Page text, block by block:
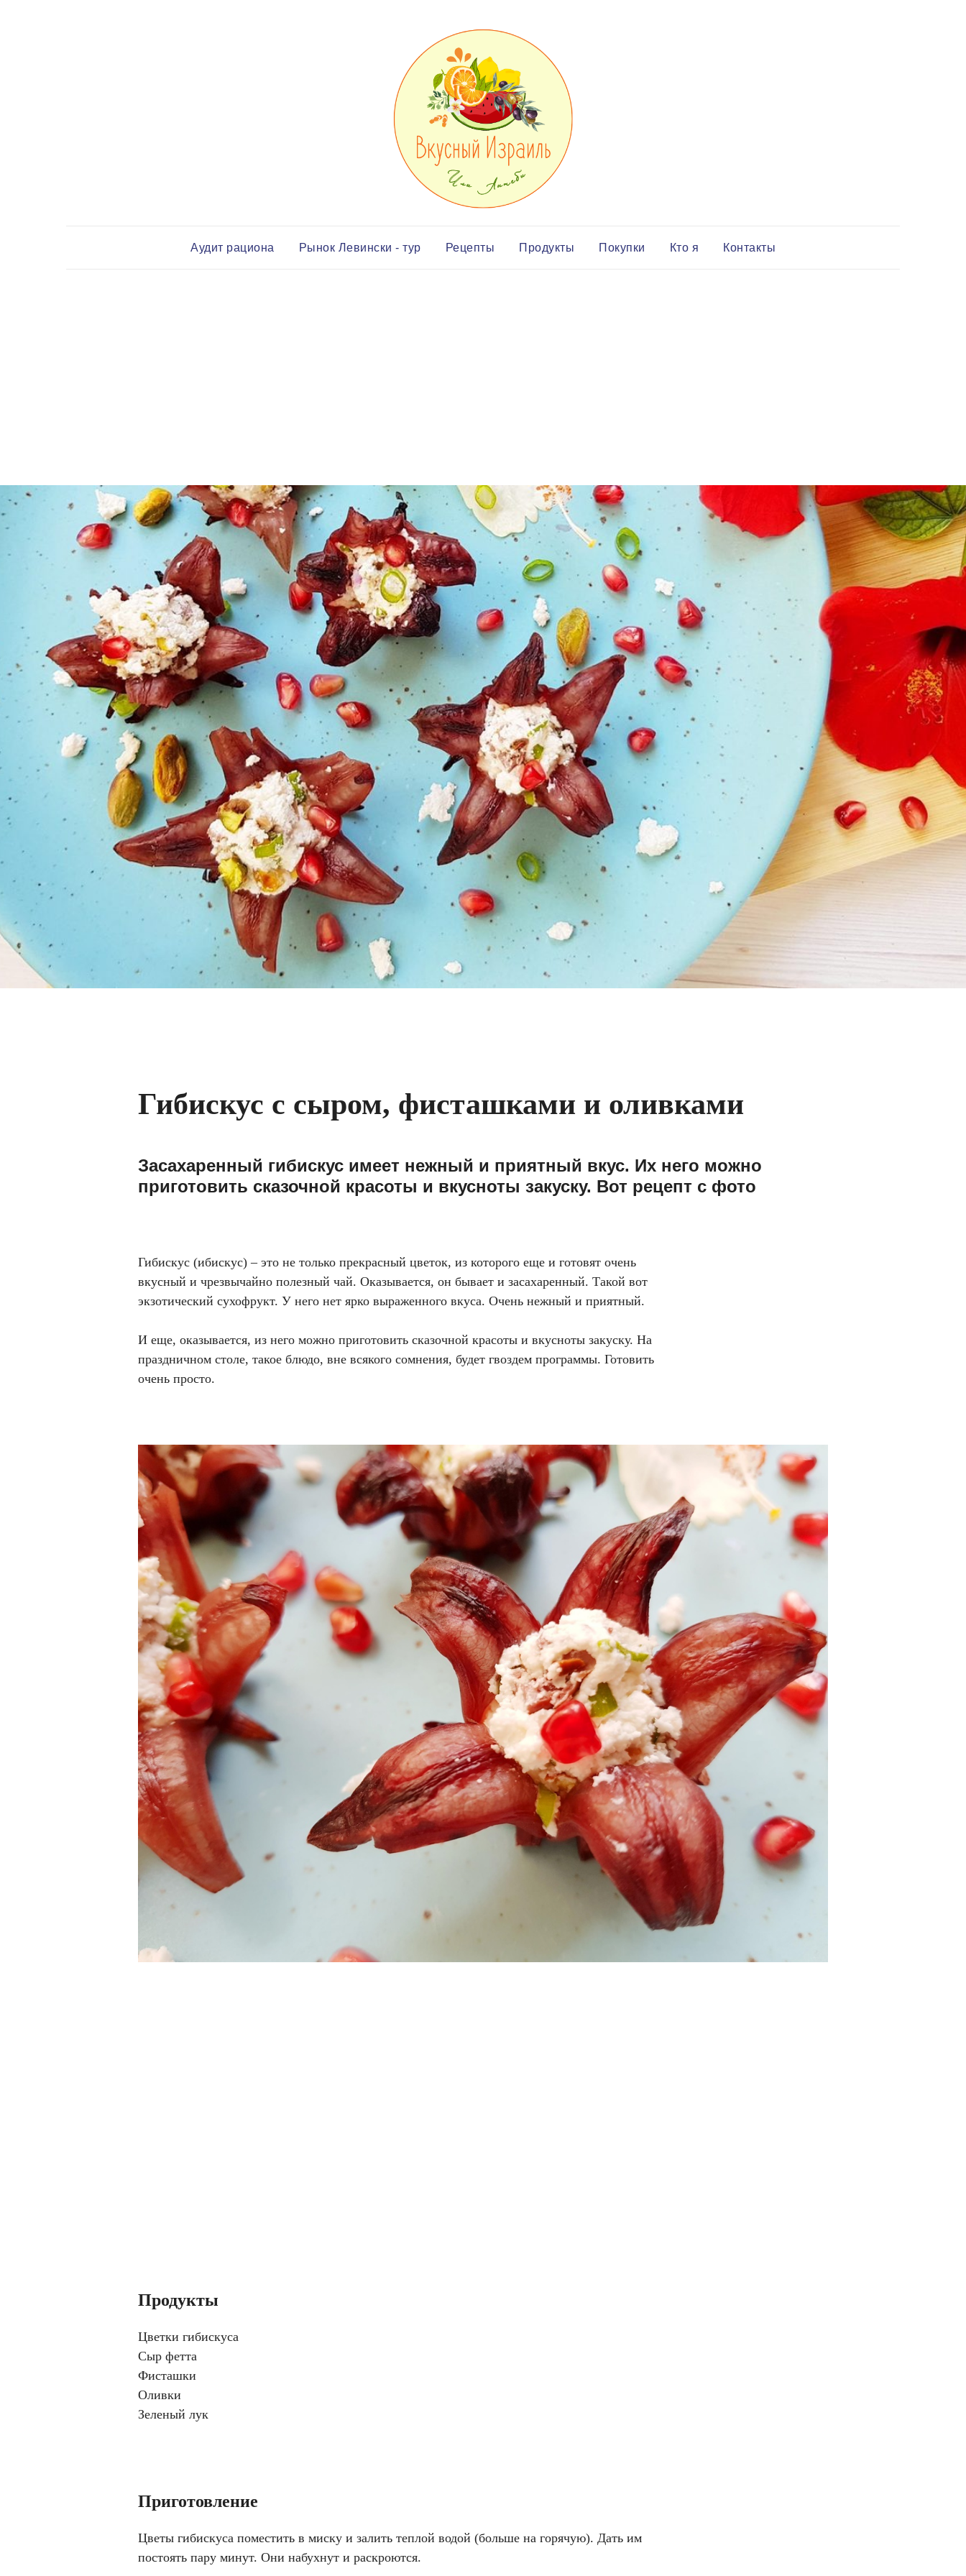
Аудит рациона Рынок Левински - тур Рецепты Продукты Покупки Кто я Контакты
Гибискус с сыром, фисташками и оливками
Засахаренный гибискус имеет нежный и приятный вкус. Их него можно
приготовить сказочной красоты и вкусноты закуску. Вот рецепт с фото
Гибискус (ибискус) – это не только прекрасный цветок, из которого еще и готовят очень
вкусный и чрезвычайно полезный чай. Оказывается, он бывает и засахаренный. Такой вот
экзотический сухофрукт. У него нет ярко выраженного вкуса. Очень нежный и приятный.
И еще, оказывается, из него можно приготовить сказочной красоты и вкусноты закуску. На
праздничном столе, такое блюдо, вне всякого сомнения, будет гвоздем программы. Готовить
очень просто.
Продукты
Цветки гибискуса
Сыр фетта
Фисташки
Оливки
Зеленый лук
Приготовление
Цветы гибискуса поместить в миску и залить теплой водой (больше на горячую). Дать им
постоять пару минут. Они набухнут и раскроются.